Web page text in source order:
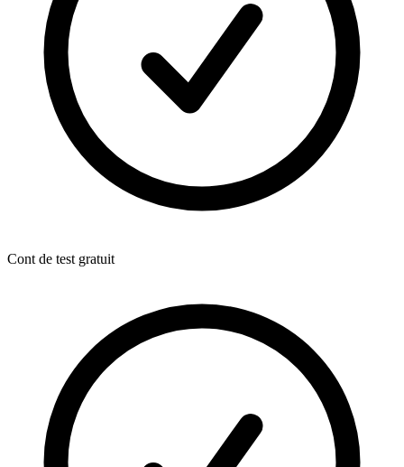
Cont de test gratuit